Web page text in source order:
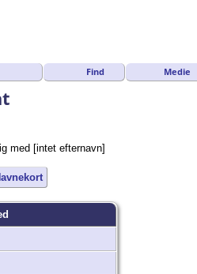
Find Medie
med [intet efternavn]